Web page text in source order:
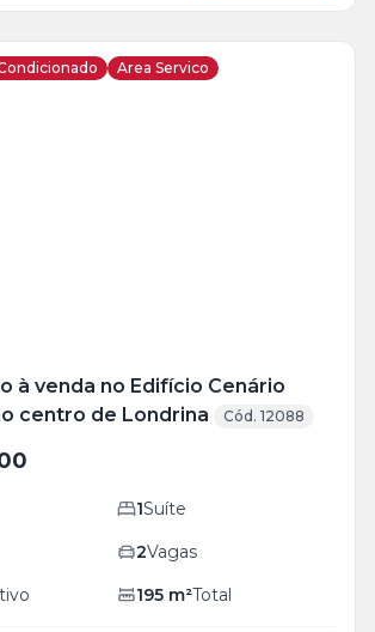
Area Servico
à venda no Edifício Cenário
centro de Londrina
Cód. 12088
1Suíte
2Vagas
195 m²Total